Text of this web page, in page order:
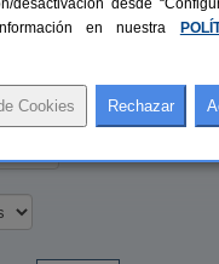
desactivación desde
en nuestra